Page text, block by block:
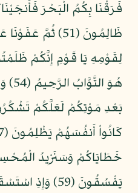
لِقَوْمِهِ يَا قَوْمِ إِنَّكُمْ
يَفْسُقُونَ